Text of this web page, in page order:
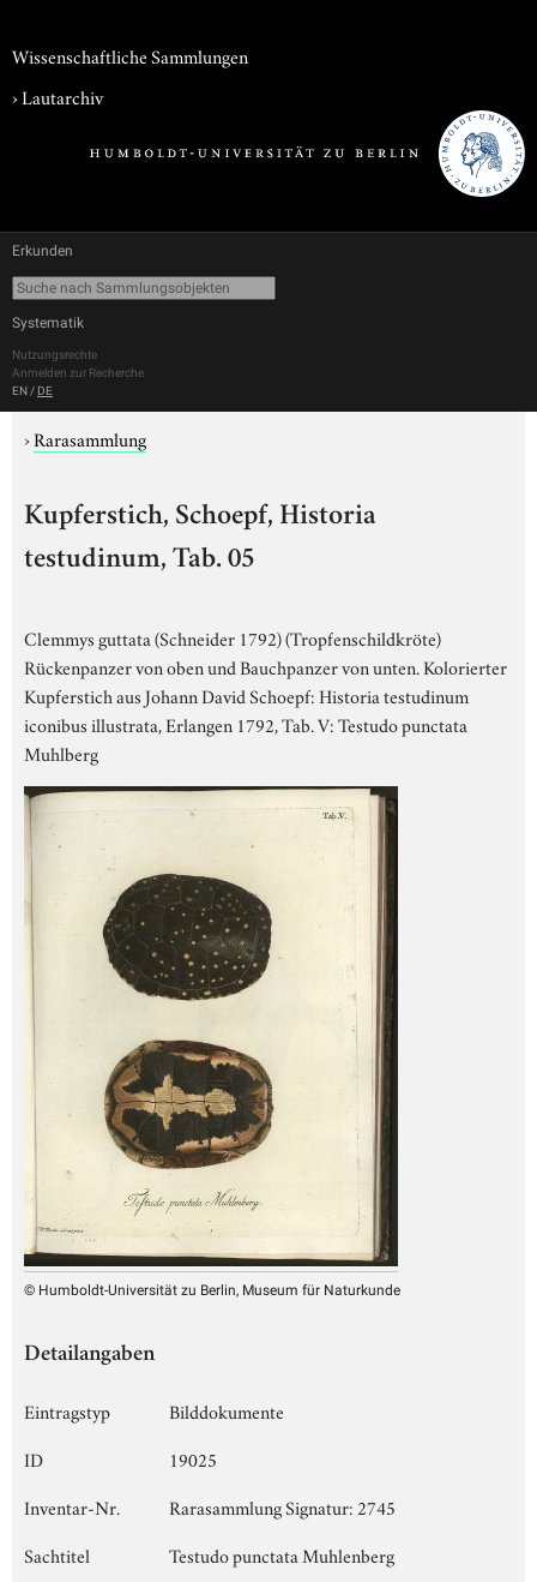
Wissenschaftliche Sammlungen
›Lautarchiv
Erkunden
Systematik
Nutzungsrechte
Anmelden zur Recherche
EN / DE
›Rarasammlung
Kupferstich, Schoepf, Historia
testudinum, Tab. 05
Clemmys guttata (Schneider 1792) (Tropfenschildkröte)
Rückenpanzer von oben und Bauchpanzer von unten. Kolorierter
Kupferstich aus Johann David Schoepf: Historia testudinum
iconibus illustrata, Erlangen 1792, Tab. V: Testudo punctata
Muhlberg
© Humboldt-Universität zu Berlin, Museum für Naturkunde
Detailangaben
Eintragstyp
Bilddokumente
ID
19025
Inventar-Nr.
Rarasammlung Signatur: 2745
Sachtitel
Testudo punctata Muhlenberg